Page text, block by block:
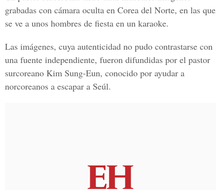
grabadas con cámara oculta en Corea del Norte, en las que
se ve a unos hombres de fiesta en un karaoke.
Las imágenes, cuya autenticidad no pudo contrastarse con
una fuente independiente, fueron difundidas por el pastor
surcoreano Kim Sung-Eun, conocido por ayudar a
norcoreanos a escapar a Seúl.